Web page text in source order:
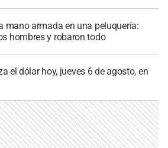
mano armada en una peluquería:
hombres y robaron todo
el dólar hoy, jueves 6 de agosto, en